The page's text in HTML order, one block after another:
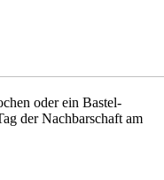
oder ein Bastel-
der Nachbarschaft am